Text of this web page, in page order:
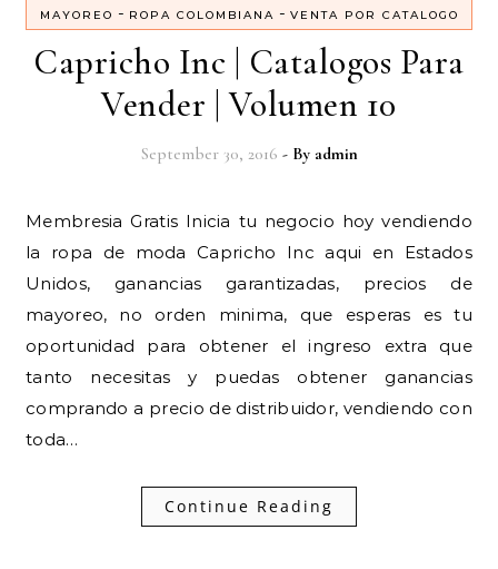
MAYOREO - ROPA COLOMBIANA - VENTA POR CATALOGO
Capricho Inc | Catalogos Para
Vender | Volumen 10
September 30, 2016 - By admin
Membresia Gratis Inicia tu negocio hoy vendiendo
la ropa de moda Capricho Inc aqui en Estados
Unidos, ganancias garantizadas, precios de
mayoreo, no orden minima, que esperas es tu
oportunidad para obtener el ingreso extra que
tanto necesitas y puedas obtener ganancias
comprando a precio de distribuidor, vendiendo con
toda…
Continue Reading